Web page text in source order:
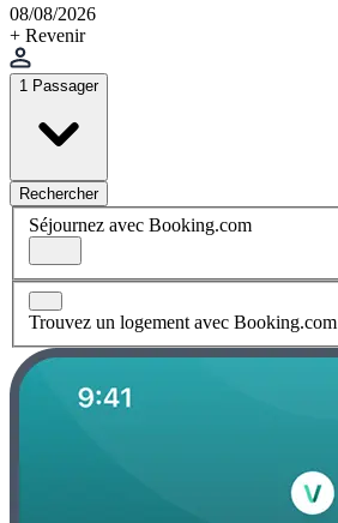
08/08/2026
+ Revenir
1 Passager
Rechercher
Séjournez avec Booking.com
Trouvez un logement avec Booking.com